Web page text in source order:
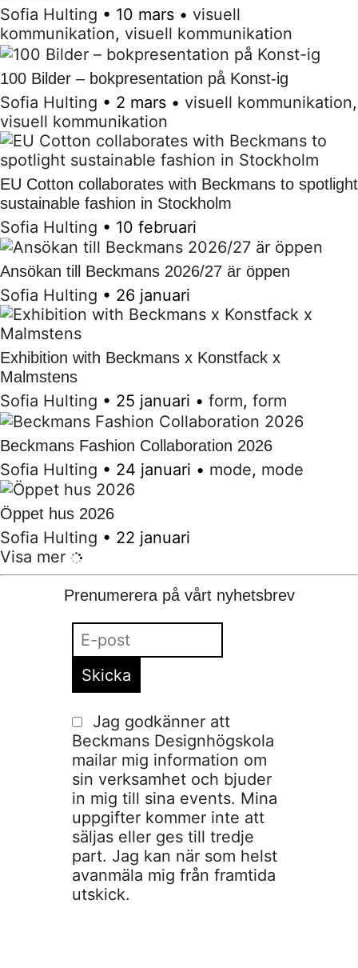
Sofia Hulting • 10 mars • visuell
kommunikation, visuell kommunikation
100 Bilder – bokpresentation på Konst-ig
Sofia Hulting • 2 mars • visuell kommunikation,
visuell kommunikation
EU Cotton collaborates with Beckmans to spotlight
sustainable fashion in Stockholm
Sofia Hulting • 10 februari
Ansökan till Beckmans 2026/27 är öppen
Sofia Hulting • 26 januari
Exhibition with Beckmans x Konstfack x
Malmstens
Sofia Hulting • 25 januari • form, form
Beckmans Fashion Collaboration 2026
Sofia Hulting • 24 januari • mode, mode
Öppet hus 2026
Sofia Hulting • 22 januari
Visa mer
Prenumerera på vårt nyhetsbrev
Jag godkänner att
Beckmans Designhögskola
mailar mig information om
sin verksamhet och bjuder
in mig till sina events. Mina
uppgifter kommer inte att
säljas eller ges till tredje
part. Jag kan när som helst
avanmäla mig från framtida
utskick.